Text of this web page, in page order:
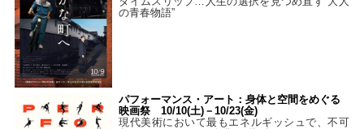
の青春物語”
パフォーマンス・アート：身体と空間をめぐる
映画祭 10/10(土)－10/23(金)
現代美術において最もエネルギッシュで、不可